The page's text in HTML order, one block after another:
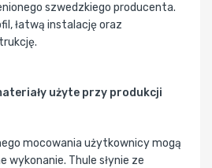
szwedzkiego producenta.
łatwą instalację oraz
użyte przy produkcji
mocowania użytkownicy mogą
wykonanie. Thule słynie ze